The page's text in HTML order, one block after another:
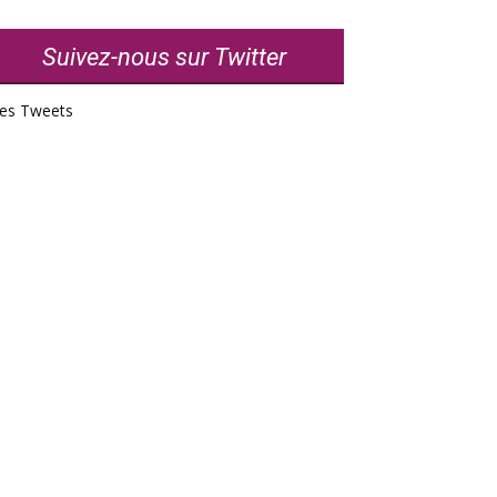
Suivez-nous sur Twitter
Tweets